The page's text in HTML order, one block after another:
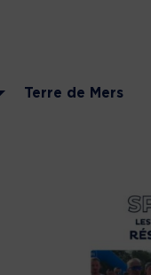
Terre de Mers